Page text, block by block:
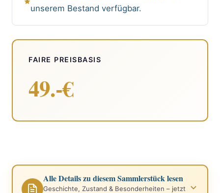
unserem Bestand verfügbar.
FAIRE PREISBASIS
49.-€
Alle Details zu diesem Sammlerstück lesen
Geschichte, Zustand & Besonderheiten – jetzt